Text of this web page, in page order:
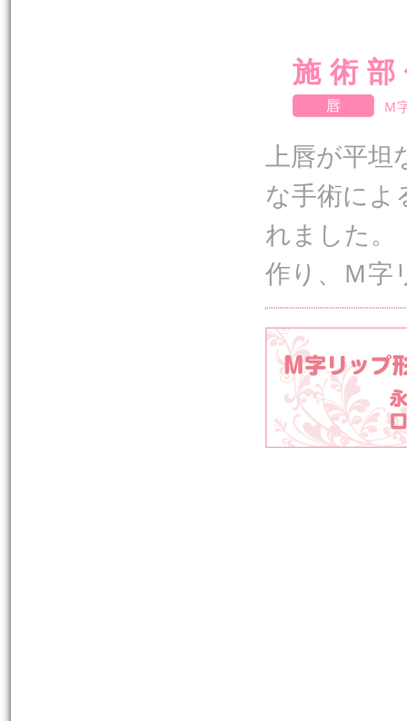
施術
唇 Ｍ
上唇が平
な手術によ
れました。
作り、Ｍ字